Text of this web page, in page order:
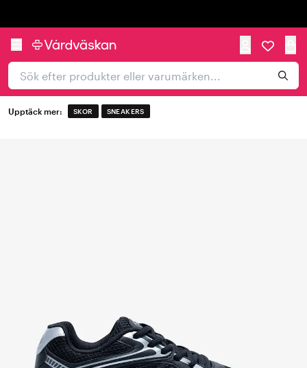
Upptäck mer: SKOR SNEAKERS